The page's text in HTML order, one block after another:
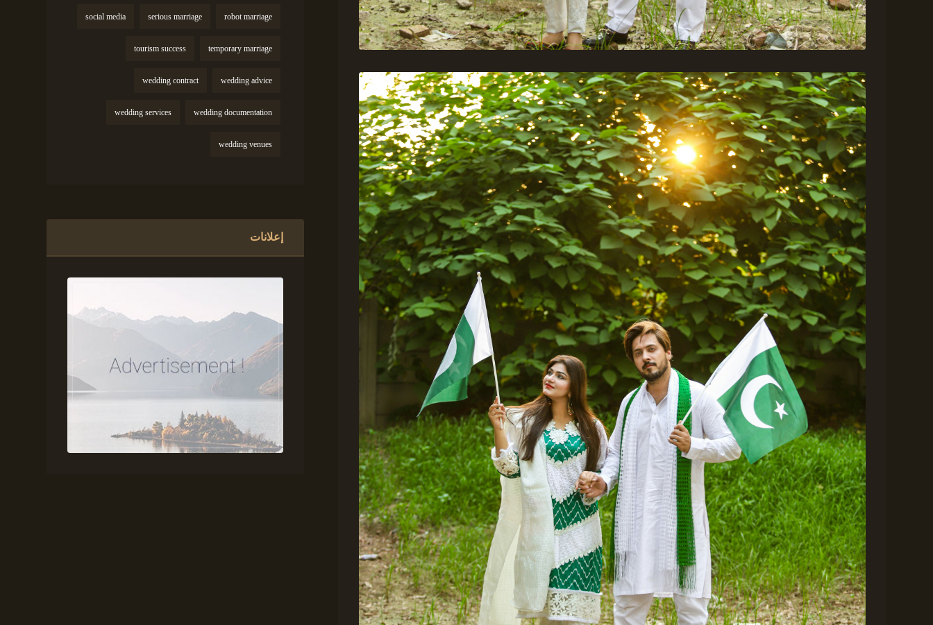
robot marriage
serious marriage
social media
temporary marriage
tourism success
wedding advice
wedding contract
wedding documentation
wedding services
wedding venues
إعلانات